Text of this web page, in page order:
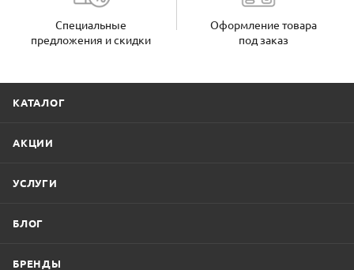
Специальные
предложения и скидки
Оформление товара
под заказ
КАТАЛОГ
АКЦИИ
УСЛУГИ
БЛОГ
БРЕНДЫ